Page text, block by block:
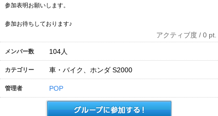
参加表明お願いします。
参加お待ちしております♪
アクティブ度 / 0 pt.
メンバー数 104人
カテゴリー 車・バイク、ホンダ S2000
管理者 POP